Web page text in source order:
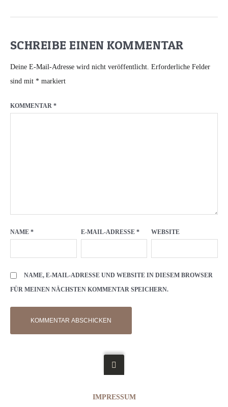
SCHREIBE EINEN KOMMENTAR
Deine E-Mail-Adresse wird nicht veröffentlicht. Erforderliche Felder
sind mit * markiert
KOMMENTAR *
NAME * E-MAIL-ADRESSE * WEBSITE
NAME, E-MAIL-ADRESSE UND WEBSITE IN DIESEM BROWSER
FÜR MEINEN NÄCHSTEN KOMMENTAR SPEICHERN.
IMPRESSUM